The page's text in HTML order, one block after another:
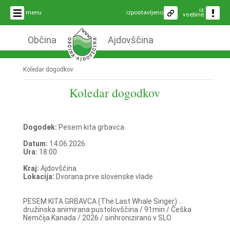
menu iz
vsebine
izpostavljeno
Občina Ajdovščina
Koledar dogodkov
Koledar dogodkov
Dogodek: Pesem kita grbavca
Datum: 14.06.2026
Ura: 18:00
Kraj: Ajdovščina
Lokacija: Dvorana prve slovenske vlade
PESEM KITA GRBAVCA (The Last Whale Singer) ...
družinska animirana pustolovščina / 91min / Češka
Nemčija Kanada / 2026 / sinhronizirano v SLO